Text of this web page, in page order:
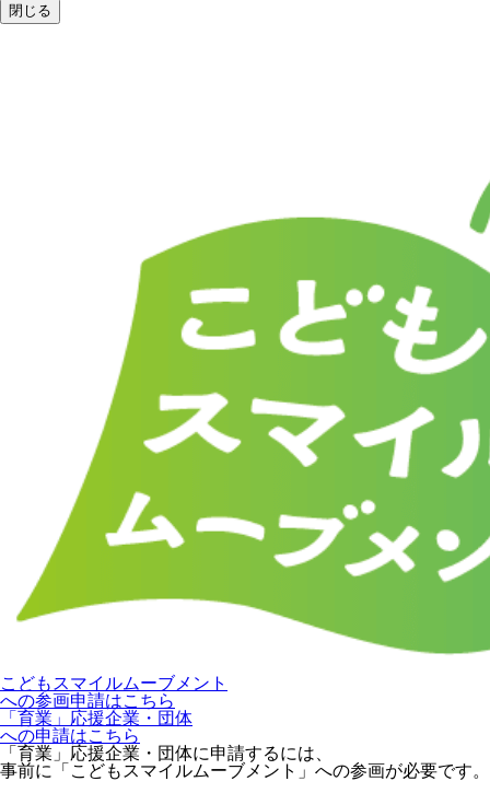
閉じる
こどもスマイルムーブメント
への参画申請はこちら
「育業」応援企業・団体
への申請はこちら
「育業」応援企業・団体に申請するには、
事前に「こどもスマイルムーブメント」への参画が必要です。